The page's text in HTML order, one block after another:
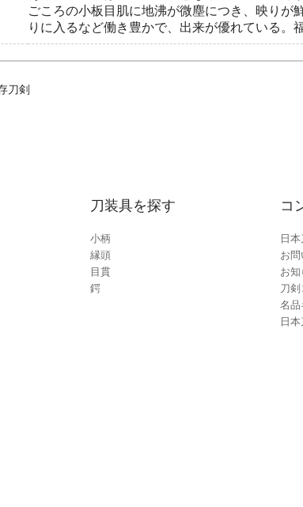
ごころの小板目肌に地沸が微塵につき、映り
りに入るなど働き豊かで、出来が優れている。
刀装具を探す
小柄
縁頭
目貫
鍔
コ
日
お
お
刀剣
名品
日